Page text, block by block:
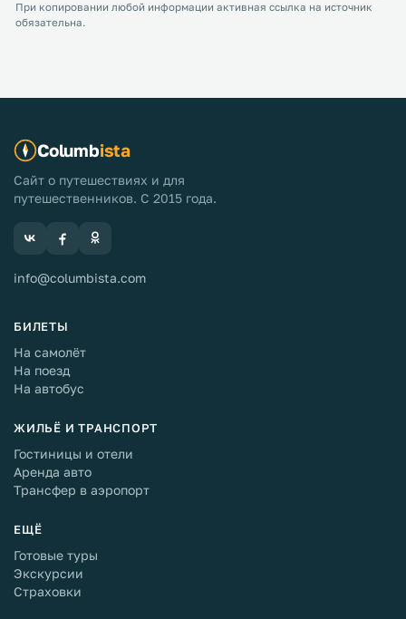
При копировании любой информации активная ссылка на источник
обязательна.
Columbista
Сайт о путешествиях и для
путешественников. С 2015 года.
info@columbista.com
БИЛЕТЫ
На самолёт
На поезд
На автобус
ЖИЛЬЁ И ТРАНСПОРТ
Гостиницы и отели
Аренда авто
Трансфер в аэропорт
ЕЩЁ
Готовые туры
Экскурсии
Страховки